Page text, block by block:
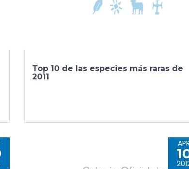
Top 10 de las especies más raras de
2011
APR